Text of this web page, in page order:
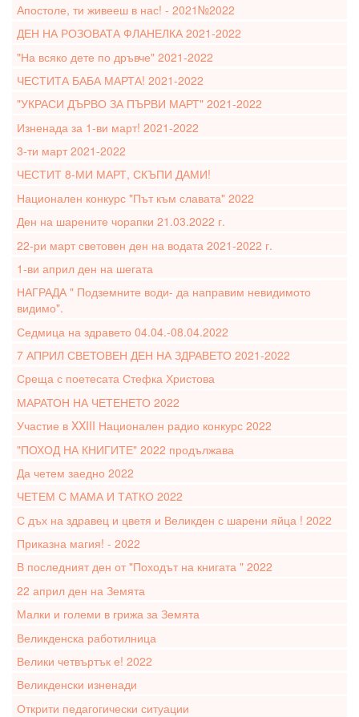
Апостоле, ти живееш в нас! - 2021№2022
ДЕН НА РОЗОВАТА ФЛАНЕЛКА 2021-2022
"На всяко дете по дръвче" 2021-2022
ЧЕСТИТА БАБА МАРТА! 2021-2022
"УКРАСИ ДЪРВО ЗА ПЪРВИ МАРТ" 2021-2022
Изненада за 1-ви март! 2021-2022
3-ти март 2021-2022
ЧЕСТИТ 8-МИ МАРТ, СКЪПИ ДАМИ!
Национален конкурс "Път към славата" 2022
Ден на шарените чорапки 21.03.2022 г.
22-ри март световен ден на водата 2021-2022 г.
1-ви април ден на шегата
НАГРАДА " Подземните води- да направим невидимото
видимо".
Седмица на здравето 04.04.-08.04.2022
7 АПРИЛ СВЕТОВЕН ДЕН НА ЗДРАВЕТО 2021-2022
Среща с поетесата Стефка Христова
МАРАТОН НА ЧЕТЕНЕТО 2022
Участие в XXIII Национален радио конкурс 2022
"ПОХОД НА КНИГИТЕ" 2022 продължава
Да четем заедно 2022
ЧЕТЕМ С МАМА И ТАТКО 2022
С дъх на здравец и цветя и Великден с шарени яйца ! 2022
Приказна магия! - 2022
В последният ден от "Походът на книгата " 2022
22 април ден на Земята
Малки и големи в грижа за Земята
Великденска работилница
Велики четвъртък е! 2022
Великденски изненади
Открити педагогически ситуации